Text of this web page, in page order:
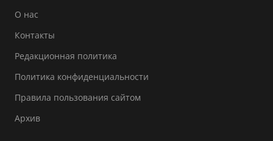
О нас
Контакты
Редакционная политика
Политика конфиденциальности
Правила пользования сайтом
Архив